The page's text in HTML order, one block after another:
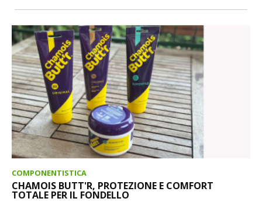
COMPONENTISTICA
CHAMOIS BUTT'R, PROTEZIONE E COMFORT
TOTALE PER IL FONDELLO